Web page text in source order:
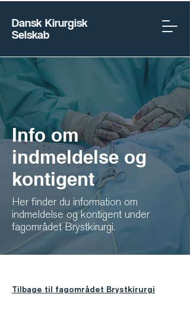
Dansk Kirurgisk
Selskab
Info om
indmeldelse og
kontigent
Her finder du information om
indmeldelse og kontigent under
fagområdet Brystkirurgi.
Tilbage til fagområdet Brystkirurgi